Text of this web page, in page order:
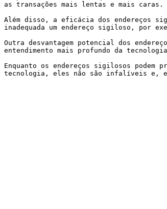
as transações mais lentas e mais caras.
Além disso, a eficácia dos endereços
inadequada um endereço sigiloso, por
Outra desvantagem potencial dos
entendimento mais profundo da
Enquanto os endereços sigilosos